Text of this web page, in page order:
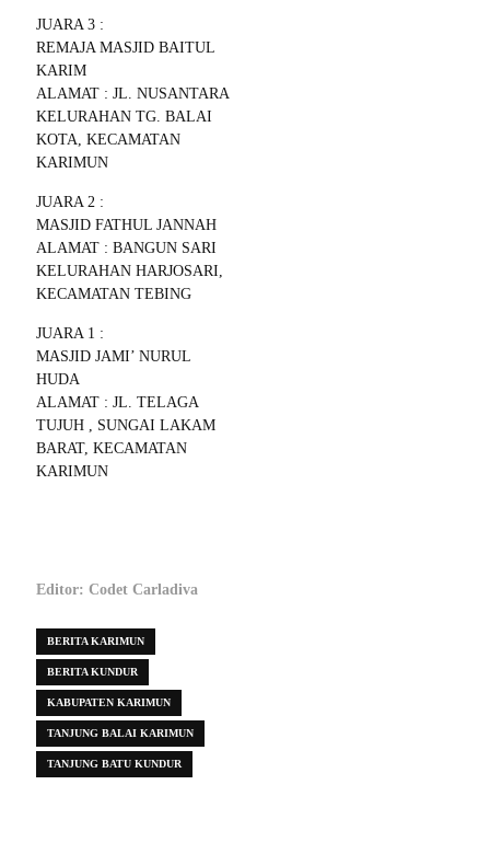
JUARA 3 :
REMAJA MASJID BAITUL
KARIM
ALAMAT : JL. NUSANTARA
KELURAHAN TG. BALAI
KOTA, KECAMATAN
KARIMUN
JUARA 2 :
MASJID FATHUL JANNAH
ALAMAT : BANGUN SARI
KELURAHAN HARJOSARI,
KECAMATAN TEBING
JUARA 1 :
MASJID JAMI’ NURUL
HUDA
ALAMAT : JL. TELAGA
TUJUH , SUNGAI LAKAM
BARAT, KECAMATAN
KARIMUN
Editor: Codet Carladiva
BERITA KARIMUN
BERITA KUNDUR
KABUPATEN KARIMUN
TANJUNG BALAI KARIMUN
TANJUNG BATU KUNDUR